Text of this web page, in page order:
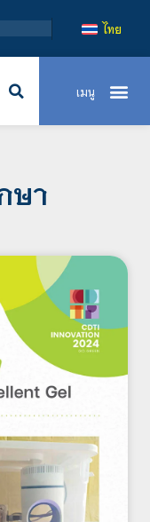
สถาบันเทคโนโ
ไทย
ษา